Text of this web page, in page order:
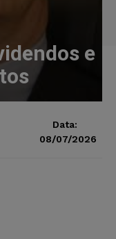
e
Data:
08/07/2026